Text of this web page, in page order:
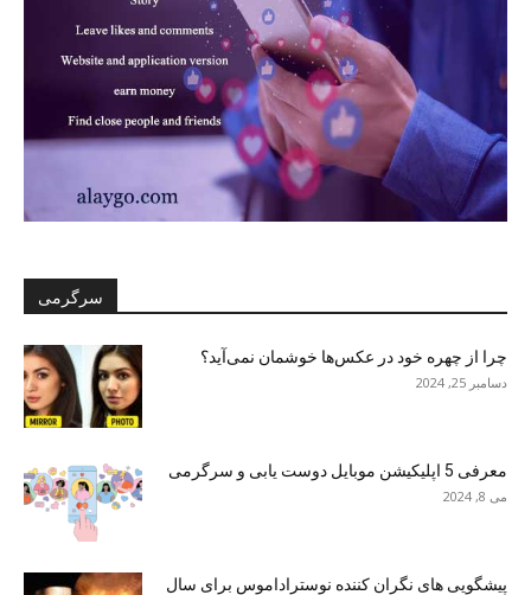
سرگرمی
چرا از چهره خود در عکس‌ها خوشمان نمی‌آید؟
دسامبر 25, 2024
معرفی 5 اپلیکیشن موبایل دوست یابی و سرگرمی
می 8, 2024
پیشگویی های نگران کننده نوستراداموس برای سال